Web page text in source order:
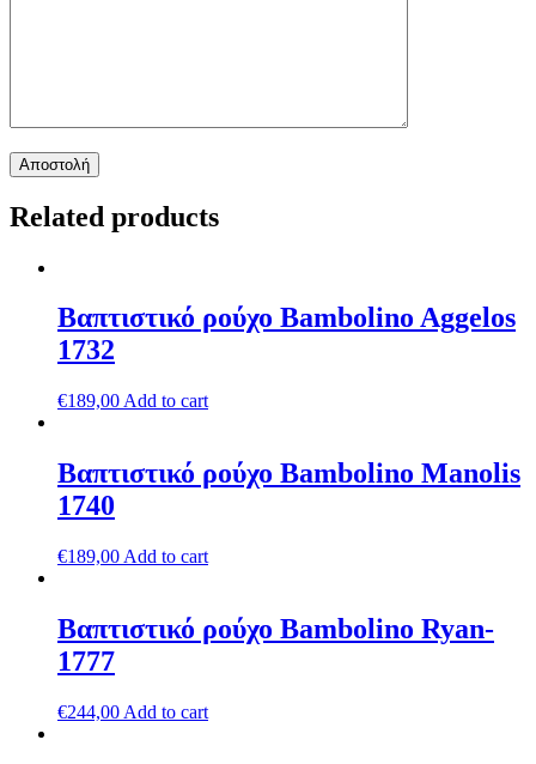
Related products
Βαπτιστικό ρούχο Bambolino Aggelos
1732
€189,00 Add to cart
Βαπτιστικό ρούχο Bambolino Manolis
1740
€189,00 Add to cart
Βαπτιστικό ρούχο Bambolino Ryan-
1777
€244,00 Add to cart